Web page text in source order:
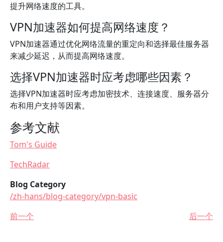
提升网络速度的工具。
VPN加速器如何提高网络速度？
VPN加速器通过优化网络流量的重定向和选择最佳服务器
来减少延迟，从而提高网络速度。
选择VPN加速器时应考虑哪些因素？
选择VPN加速器时应考虑加密技术、连接速度、服务器分
布和用户支持等因素。
参考文献
Tom's Guide
TechRadar
Blog Category
/zh-hans/blog-category/vpn-basic
前一个
后一个